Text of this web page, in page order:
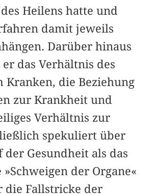
Heilens hatte und
damit jeweils
Darüber hinaus
das Verhältnis des
Kranken, die Beziehung
zur Krankheit und
Verhältnis zur
spekuliert über
der Gesundheit als das
der Organe«
die Fallstricke der